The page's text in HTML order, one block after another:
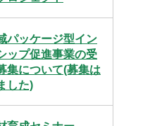
パッケージ型イン
ップ促進事業の受
集について(募集は
した)